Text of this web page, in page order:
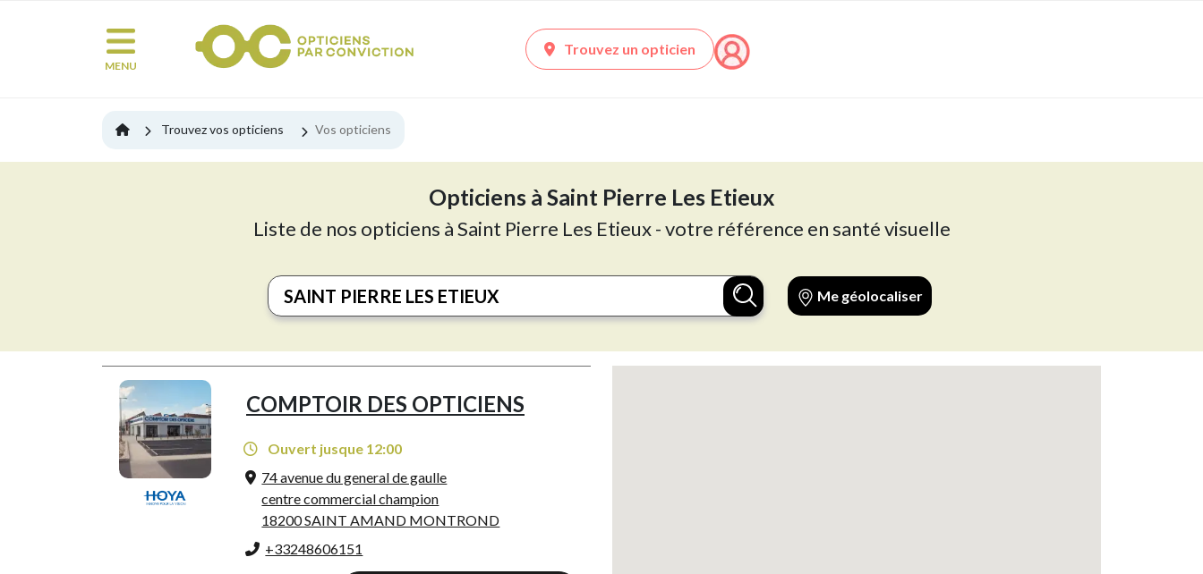
MENU
Trouvez un opticien
Trouvez vos opticiens Vos opticiens
Opticiens à Saint Pierre Les Etieux
Liste de nos opticiens à Saint Pierre Les Etieux - votre référence en santé visuelle
Me géolocaliser
COMPTOIR DES OPTICIENS
Ouvert jusque 12:00
74 avenue du general de gaulle
centre commercial champion
18200 SAINT AMAND MONTROND
+33248606151